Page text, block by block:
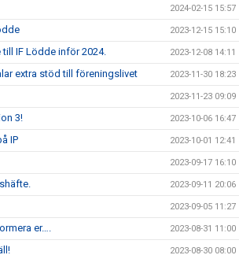
2024-02-15 15:57
2023-12-15 15:10
IF Lödde inför 2024. 2023-12-08 14:11
extra stöd till föreningslivet 2023-11-30 18:23
2023-11-23 09:09
3! 2023-10-06 16:47
IP 2023-10-01 12:41
2023-09-17 16:10
2023-09-11 20:06
2023-09-05 11:27
er…. 2023-08-31 11:00
2023-08-30 08:00